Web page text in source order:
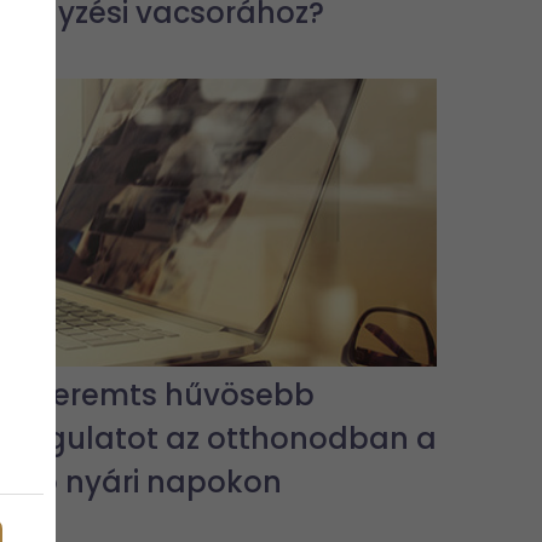
eljegyzési vacsorához?
Így teremts hűvösebb
hangulatot az otthonodban a
forró nyári napokon